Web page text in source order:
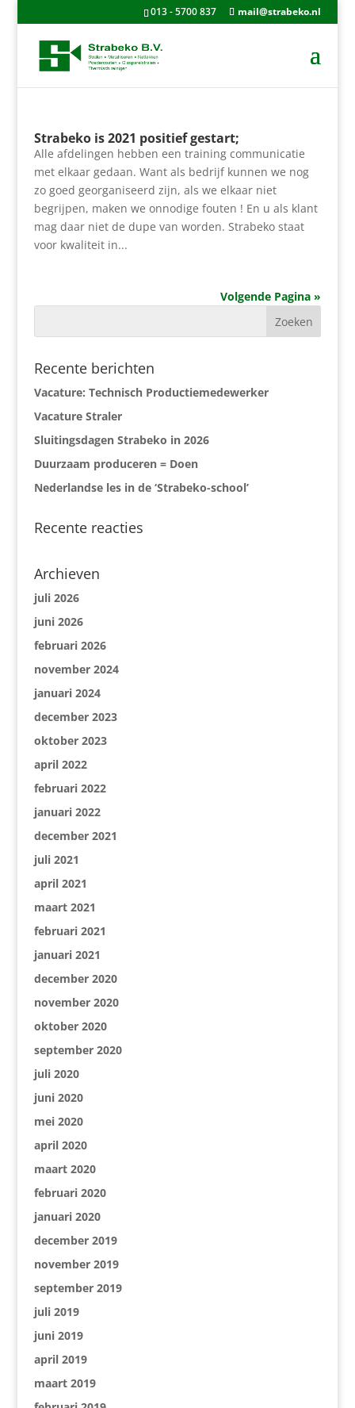
013 - 5700 837 mail@strabeko.nl
Strabeko is 2021 positief gestart;
Alle afdelingen hebben een training communicatie
met elkaar gedaan. Want als bedrijf kunnen we nog
zo goed georganiseerd zijn, als we elkaar niet
begrijpen, maken we onnodige fouten ! En u als klant
mag daar niet de dupe van worden. Strabeko staat
voor kwaliteit in...
Volgende Pagina »
Recente berichten
Vacature: Technisch Productiemedewerker
Vacature Straler
Sluitingsdagen Strabeko in 2026
Duurzaam produceren = Doen
Nederlandse les in de ‘Strabeko-school’
Recente reacties
Archieven
juli 2026
juni 2026
februari 2026
november 2024
januari 2024
december 2023
oktober 2023
april 2022
februari 2022
januari 2022
december 2021
juli 2021
april 2021
maart 2021
februari 2021
januari 2021
december 2020
november 2020
oktober 2020
september 2020
juli 2020
juni 2020
mei 2020
april 2020
maart 2020
februari 2020
januari 2020
december 2019
november 2019
september 2019
juli 2019
juni 2019
april 2019
maart 2019